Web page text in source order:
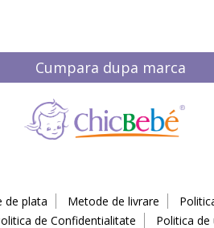
Cumpara dupa marca
de plata Metode de livrare
de Confidentialitate Politica